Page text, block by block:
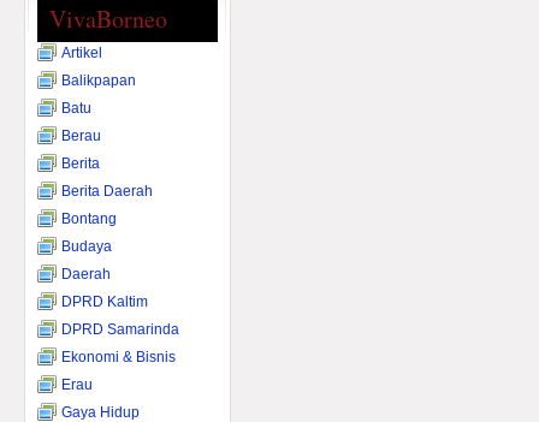
VivaBorneo
Artikel
Balikpapan
Batu
Berau
Berita
Berita Daerah
Bontang
Budaya
Daerah
DPRD Kaltim
DPRD Samarinda
Ekonomi & Bisnis
Erau
Gaya Hidup